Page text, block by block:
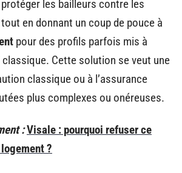
protéger les bailleurs contre les
tout en donnant un coup de pouce à
pour des profils parfois mis à
classique. Cette solution se veut une
classique ou à l’assurance
plus complexes ou onéreuses.
:Visale : pourquoi refuser ce
?